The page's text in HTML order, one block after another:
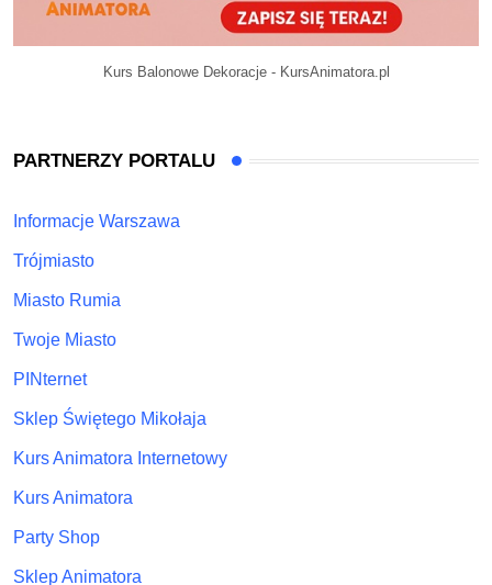
Kurs Balonowe Dekoracje - KursAnimatora.pl
PARTNERZY PORTALU
Informacje Warszawa
Trójmiasto
Miasto Rumia
Twoje Miasto
PINternet
Sklep Świętego Mikołaja
Kurs Animatora Internetowy
Kurs Animatora
Party Shop
Sklep Animatora